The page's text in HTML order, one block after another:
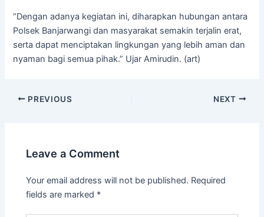
“Dengan adanya kegiatan ini, diharapkan hubungan antara
Polsek Banjarwangi dan masyarakat semakin terjalin erat,
serta dapat menciptakan lingkungan yang lebih aman dan
nyaman bagi semua pihak.” Ujar Amirudin. (art)
PREVIOUS NEXT
Leave a Comment
Your email address will not be published. Required
fields are marked *